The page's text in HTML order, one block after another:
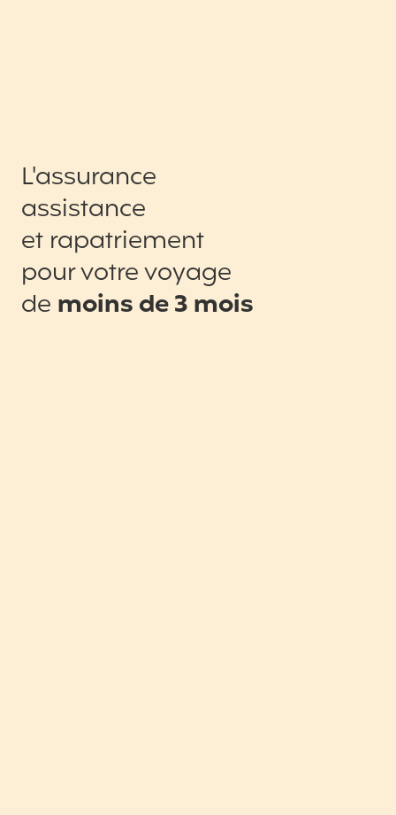
L'assurance
assistance
et rapatriement
pour votre voyage
de moins de 3 mois